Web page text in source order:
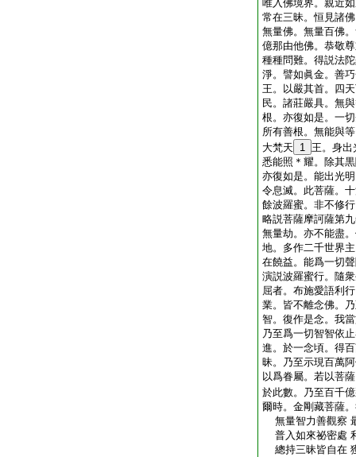
唯入佛境界。親近
常在三昧。恒見諸
無量佛。無量百佛
億那由他佛。恭敬
種種問難。得説法
淨。譬如眞金。善
王。以嚴其首。四
民。諸莊嚴具。無
根。亦復如是。一
所有善根。無能與
大梵天
1 王。身出
悉能照＊耀。除其
亦復如是。能出光
令息滅。此菩薩。
餘波羅蜜。非不修
略説菩薩摩訶薩第
無量劫。亦不能盡
地。多作二千世界
在饒益。能爲一切
演説波羅蜜行。隨
屈者。布施愛語利
業。皆不離念佛。
智。復作是念。我
乃至爲一切智智依
進。於一念頃。得
昧。乃至示現百萬
以爲眷屬。若以菩
於此數。乃至百千
爾時。金剛藏菩薩
無量智力善觀察
普入如來祕密處
總持三昧皆自在